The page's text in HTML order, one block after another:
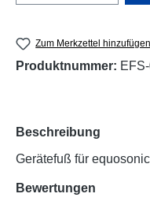
Zum Merkzettel hinzufügen
Produktnummer:
Beschreibung
Gerätefuß für
Bewertungen